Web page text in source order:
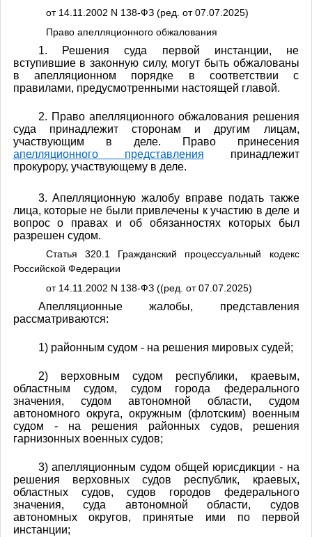
от 14.11.2002 N 138-ФЗ (ред. от 07.07.2025)
Право апелляционного обжалования
1. Решения суда первой инстанции, не
вступившие в законную силу, могут быть обжалованы
в апелляционном порядке в соответствии с
правилами, предусмотренными настоящей главой.
2. Право апелляционного обжалования решения
суда принадлежит сторонам и другим лицам,
участвующим в деле. Право принесения
апелляционного представления принадлежит
прокурору, участвующему в деле.
3. Апелляционную жалобу вправе подать также
лица, которые не были привлечены к участию в деле и
вопрос о правах и об обязанностях которых был
разрешен судом.
Статья 320.1 Гражданский процессуальный кодекс
Российской Федерации
от 14.11.2002 N 138-ФЗ ((ред. от 07.07.2025)
Апелляционные жалобы, представления
рассматриваются:
1) районным судом - на решения мировых судей;
2) верховным судом республики, краевым,
областным судом, судом города федерального
значения, судом автономной области, судом
автономного округа, окружным (флотским) военным
судом - на решения районных судов, решения
гарнизонных военных судов;
3) апелляционным судом общей юрисдикции - на
решения верховных судов республик, краевых,
областных судов, судов городов федерального
значения, суда автономной области, судов
автономных округов, принятые ими по первой
инстанции;